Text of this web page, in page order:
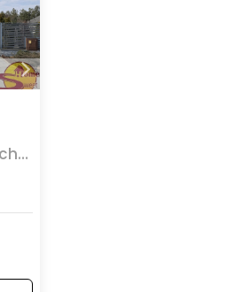
Powierzchnia